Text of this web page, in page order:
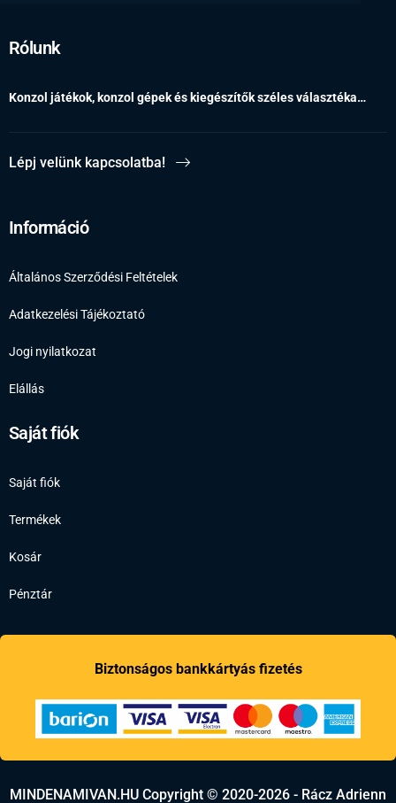
Rólunk
Konzol játékok, konzol gépek és kiegészítők széles választéka…
Lépj velünk kapcsolatba!
Információ
Általános Szerződési Feltételek
Adatkezelési Tájékoztató
Jogi nyilatkozat
Elállás
Saját fiók
Saját fiók
Termékek
Kosár
Pénztár
Biztonságos bankkártyás fizetés
MINDENAMIVAN.HU Copyright © 2020-2026 - Rácz Adrienn